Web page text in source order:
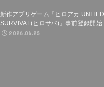
新作アプリゲーム『ヒロアカ UNITED
SURVIVAL(ヒロサバ)』事前登録開始
2026.06.25